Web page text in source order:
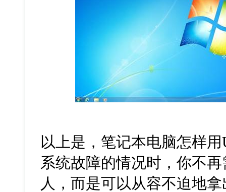
以上是，笔记本电脑怎样用
系统故障的情况时，你不
人，而是可以从容不迫地拿